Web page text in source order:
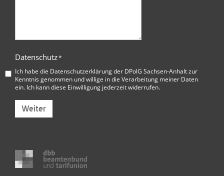
Datenschutz*
Ich habe die Datenschutzerklärung der DPolG Sachsen-Anhaltzur
Kenntnis genommen und willige in die Verarbeitung meiner Daten
ein. Ich kann diese Einwilligung jederzeit widerrufen.
Weiter